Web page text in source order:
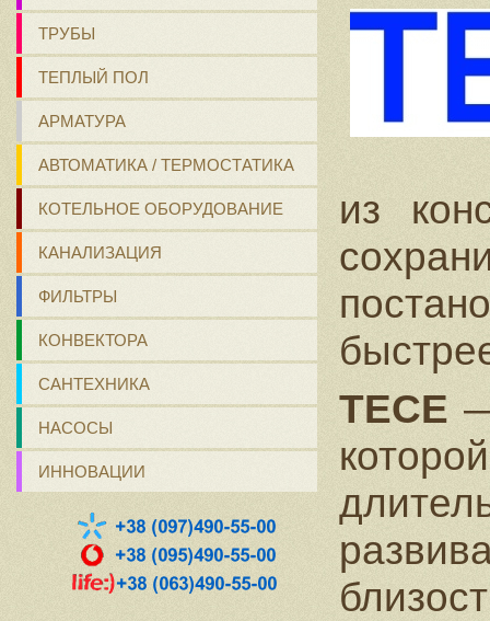
ТРУБЫ
ТЕПЛЫЙ ПОЛ
АРМАТУРА
АВТОМАТИКА / ТЕРМОСТАТИКА
КОТЕЛЬНОЕ ОБОРУДОВАНИЕ
КАНАЛИЗАЦИЯ
ФИЛЬТРЫ
КОНВЕКТОРА
САНТЕХНИКА
НАСОСЫ
ИННОВАЦИИ
из
ТЕСЕ